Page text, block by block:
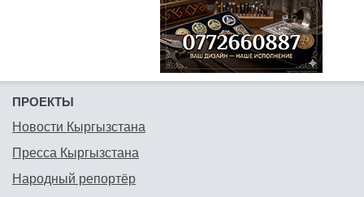
ПРОЕКТЫ
Новости Кыргызстана
Пресса Кыргызстана
Народный репортёр